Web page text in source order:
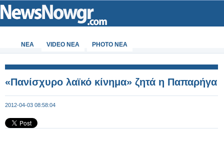
ΝΕΑ VIDEO NEA PHOTO NEA
«Πανίσχυρο λαϊκό κίνημα» ζητά η Παπαρήγα
2012-04-03 08:58:04